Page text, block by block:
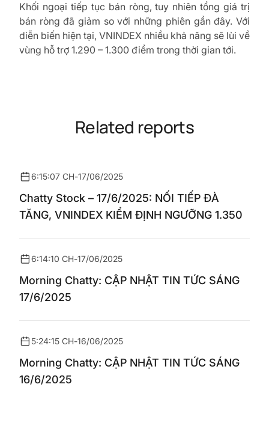
Khối ngoại tiếp tục bán ròng, tuy nhiên tổng giá trị
bán ròng đã giảm so với những phiên gần đây. Với
diễn biến hiện tại, VNINDEX nhiều khả năng sẽ lùi về
vùng hỗ trợ 1.290 – 1.300 điểm trong thời gian tới.
Related reports
6:15:07 CH-17/06/2025
Chatty Stock – 17/6/2025: NỐI TIẾP ĐÀ
TĂNG, VNINDEX KIỂM ĐỊNH NGƯỠNG 1.350
6:14:10 CH-17/06/2025
Morning Chatty: CẬP NHẬT TIN TỨC SÁNG
17/6/2025
5:24:15 CH-16/06/2025
Morning Chatty: CẬP NHẬT TIN TỨC SÁNG
16/6/2025